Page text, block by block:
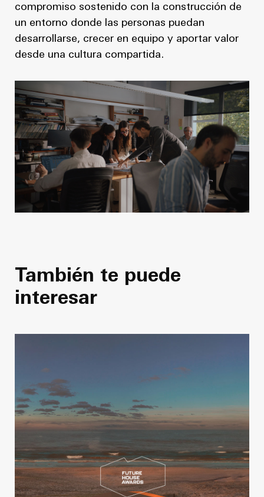
compromiso sostenido con la construcción de
un entorno donde las personas puedan
desarrollarse, crecer en equipo y aportar valor
desde una cultura compartida.
También te puede
interesar